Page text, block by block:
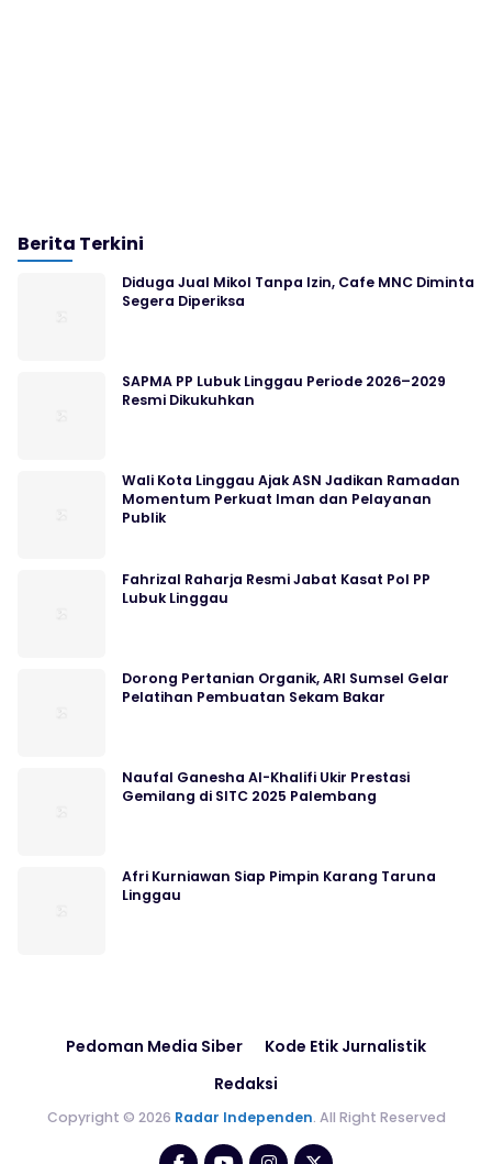
Berita Terkini
Diduga Jual Mikol Tanpa Izin, Cafe MNC Diminta
Segera Diperiksa
SAPMA PP Lubuk Linggau Periode 2026–2029
Resmi Dikukuhkan
Wali Kota Linggau Ajak ASN Jadikan Ramadan
Momentum Perkuat Iman dan Pelayanan
Publik
Fahrizal Raharja Resmi Jabat Kasat Pol PP
Lubuk Linggau
Dorong Pertanian Organik, ARI Sumsel Gelar
Pelatihan Pembuatan Sekam Bakar
Naufal Ganesha Al-Khalifi Ukir Prestasi
Gemilang di SITC 2025 Palembang
Afri Kurniawan Siap Pimpin Karang Taruna
Linggau
Pedoman Media Siber
Kode Etik Jurnalistik
Redaksi
Copyright © 2026 Radar Independen. All Right Reserved